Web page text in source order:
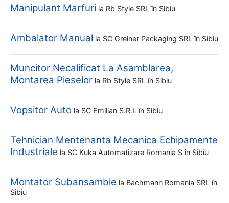
Manipulant Marfuri la Rb Style SRL în Sibiu
Ambalator Manual la SC Greiner Packaging SRL în Sibiu
Muncitor Necalificat La Asamblarea,
Montarea Pieselor la Rb Style SRL în Sibiu
Vopsitor Auto la SC Emilian S.r.l în Sibiu
Tehnician Mentenanta Mecanica Echipamente
Industriale la SC Kuka Automatizare Romania S în Sibiu
Montator Subansamble la Bachmann Romania SRL în
Sibiu